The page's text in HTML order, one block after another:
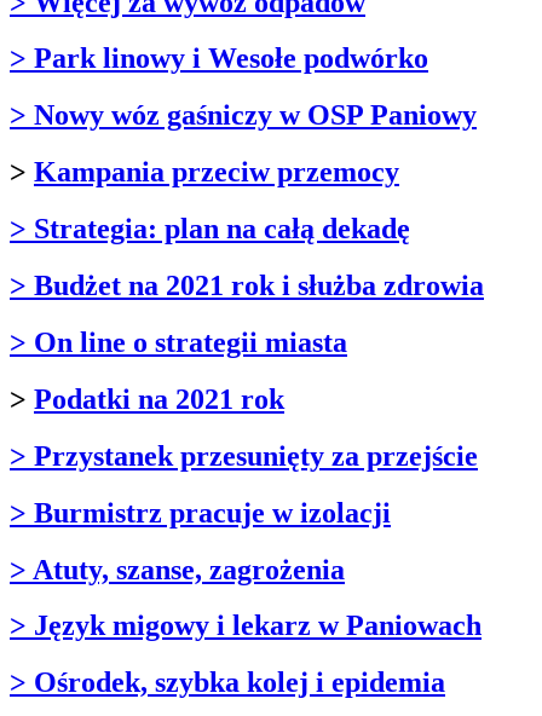
> Park linowy i Wesołe podwórko
> Nowy wóz gaśniczy w OSP Paniowy
> Kampania przeciw przemocy
> Strategia: plan na całą dekadę
> Budżet na 2021 rok i służba zdrowia
> On line o strategii miasta
> Podatki na 2021 rok
> Przystanek przesunięty za przejście
> Burmistrz pracuje w izolacji
> Atuty, szanse, zagrożenia
> Język migowy i lekarz w Paniowach
> Ośrodek, szybka kolej i epidemia